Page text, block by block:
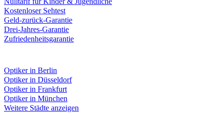
Kostenloser Sehtest
Geld-zurück-Garantie
Drei-Jahres-Garantie
Zufriedenheitsgarantie
Optiker in Berlin
Optiker in Düsseldorf
Optiker in Frankfurt
Optiker in München
Weitere Städte anzeigen